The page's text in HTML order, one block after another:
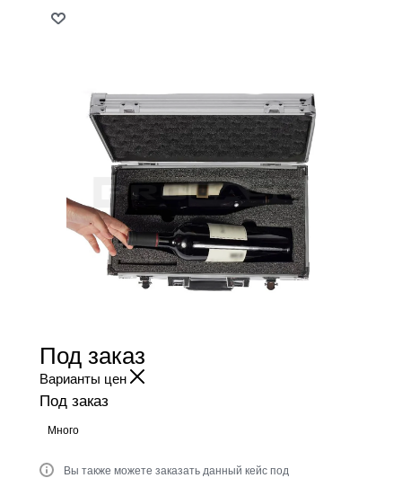
Под заказ
Варианты цен
Под заказ
Много
Вы также можете заказать данный кейс под